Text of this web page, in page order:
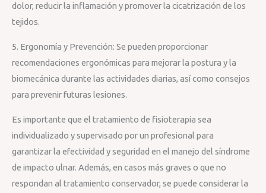
dolor, reducir la inflamación y promover la cicatrización de los
tejidos.
5. Ergonomía y Prevención: Se pueden proporcionar
recomendaciones ergonómicas para mejorar la postura y la
biomecánica durante las actividades diarias, así como consejos
para prevenir futuras lesiones.
Es importante que el tratamiento de fisioterapia sea
individualizado y supervisado por un profesional para
garantizar la efectividad y seguridad en el manejo del síndrome
de impacto ulnar. Además, en casos más graves o que no
respondan al tratamiento conservador, se puede considerar la